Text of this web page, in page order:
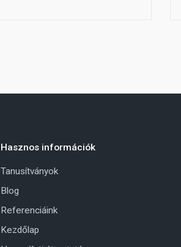
Hasznos információk
Tanusítványok
Blog
Referenciáink
Kezdőlap